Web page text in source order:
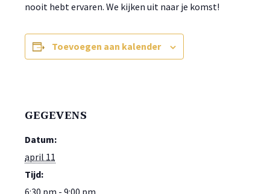
nooit hebt ervaren. We kijken uit naar je komst!
Toevoegen aan kalender
GEGEVENS
Datum:
april 11
Tijd: